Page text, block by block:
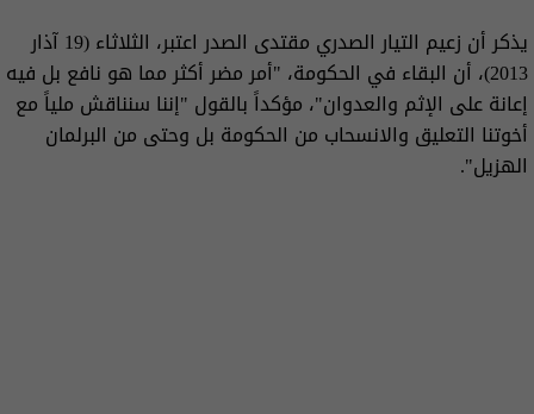
يذكر أن زعيم التيار الصدري مقتدى الصدر اعتبر، الثلاثاء (19 آذار
2013)، أن البقاء في الحكومة، "أمر مضر أكثر مما هو نافع بل فيه
إعانة على الإثم والعدوان"، مؤكداً بالقول "إننا سنناقش ملياً مع
أخوتنا التعليق والانسحاب من الحكومة بل وحتى من البرلمان
الهزيل".